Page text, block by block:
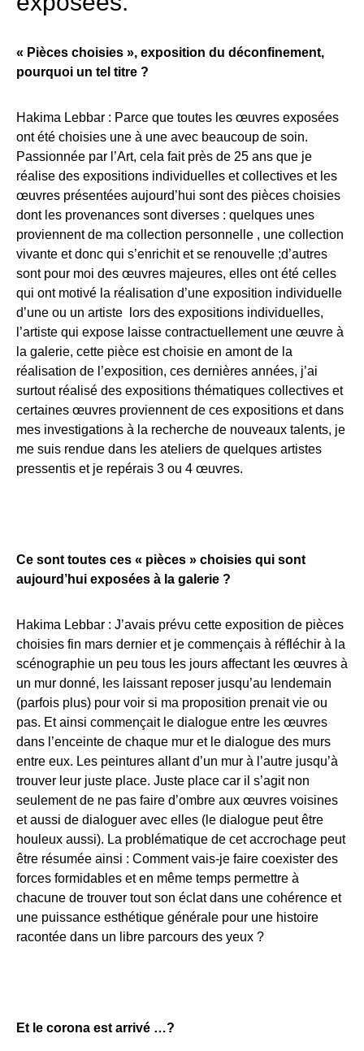
« Pièces choisies », exposition du déconfinement,
pourquoi un tel titre ?
Hakima Lebbar : Parce que toutes les œuvres exposées
ont été choisies une à une avec beaucoup de soin.
Passionnée par l’Art, cela fait près de 25 ans que je
réalise des expositions individuelles et collectives et les
œuvres présentées aujourd’hui sont des pièces choisies
dont les provenances sont diverses : quelques unes
proviennent de ma collection personnelle , une collection
vivante et donc qui s’enrichit et se renouvelle ;d’autres
sont pour moi des œuvres majeures, elles ont été celles
qui ont motivé la réalisation d’une exposition individuelle
d’une ou un artiste lors des expositions individuelles,
l’artiste qui expose laisse contractuellement une œuvre à
la galerie, cette pièce est choisie en amont de la
réalisation de l’exposition, ces dernières années, j’ai
surtout réalisé des expositions thématiques collectives et
certaines œuvres proviennent de ces expositions et dans
mes investigations à la recherche de nouveaux talents, je
me suis rendue dans les ateliers de quelques artistes
pressentis et je repérais 3 ou 4 œuvres.
Ce sont toutes ces « pièces » choisies qui sont
aujourd’hui exposées à la galerie ?
Hakima Lebbar : J’avais prévu cette exposition de pièces
choisies fin mars dernier et je commençais à réfléchir à la
scénographie un peu tous les jours affectant les œuvres à
un mur donné, les laissant reposer jusqu’au lendemain
(parfois plus) pour voir si ma proposition prenait vie ou
pas. Et ainsi commençait le dialogue entre les œuvres
dans l’enceinte de chaque mur et le dialogue des murs
entre eux. Les peintures allant d’un mur à l’autre jusqu’à
trouver leur juste place. Juste place car il s’agit non
seulement de ne pas faire d’ombre aux œuvres voisines
et aussi de dialoguer avec elles (le dialogue peut être
houleux aussi). La problématique de cet accrochage peut
être résumée ainsi : Comment vais-je faire coexister des
forces formidables et en même temps permettre à
chacune de trouver tout son éclat dans une cohérence et
une puissance esthétique générale pour une histoire
racontée dans un libre parcours des yeux ?
Et le corona est arrivé …?